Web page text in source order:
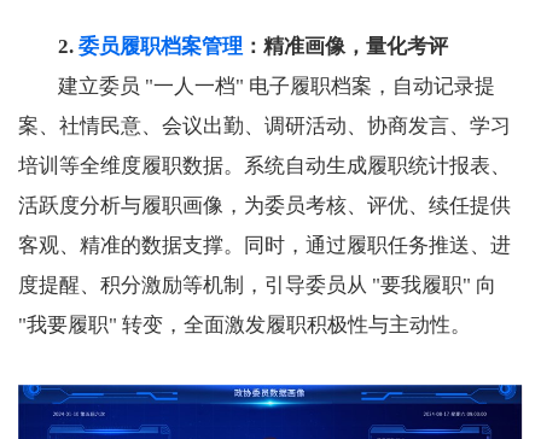
2.委员履职档案管理 ：精准画像，量化考评
建立委员 "一人一档" 电子履职档案，自动记录提
案、社情民意、会议出勤、调研活动、协商发言、学习
培训等全维度履职数据。系统自动生成履职统计报表、
活跃度分析与履职画像，为委员考核、评优、续任提供
客观、精准的数据支撑。同时，通过履职任务推送、进
度提醒、积分激励等机制，引导委员从 "要我履职" 向
"我要履职" 转变，全面激发履职积极性与主动性。